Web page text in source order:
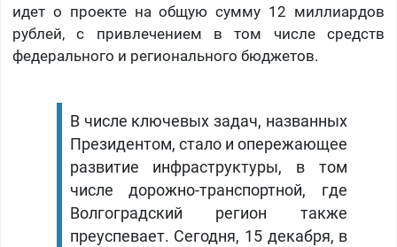
идет о проекте на общую сумму 12 миллиардов
рублей, с привлечением в том числе средств
федерального и регионального бюджетов.
В числе ключевых задач, названных
Президентом, стало и опережающее
развитие инфраструктуры, в том
числе дорожно-транспортной, где
Волгоградский регион также
преуспевает. Сегодня, 15 декабря, в